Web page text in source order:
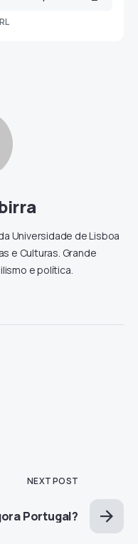
Universidade de Lisboa
e Culturas. Grande
e política.
NEXT POST
Portugal?